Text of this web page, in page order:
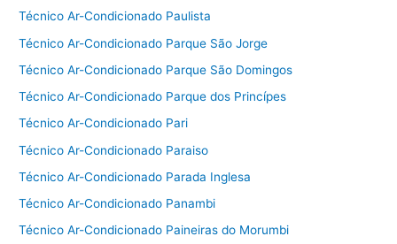
Técnico Ar-Condicionado Paulista
Técnico Ar-Condicionado Parque São Jorge
Técnico Ar-Condicionado Parque São Domingos
Técnico Ar-Condicionado Parque dos Princípes
Técnico Ar-Condicionado Pari
Técnico Ar-Condicionado Paraiso
Técnico Ar-Condicionado Parada Inglesa
Técnico Ar-Condicionado Panambi
Técnico Ar-Condicionado Paineiras do Morumbi